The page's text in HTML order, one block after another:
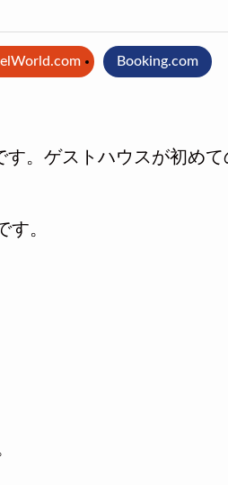
Booking.com
。ゲストハウスが初め
す。